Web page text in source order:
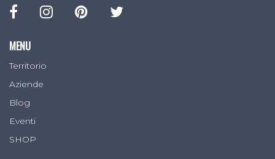
MENU
Territorio
Aziende
Blog
Eventi
SHOP